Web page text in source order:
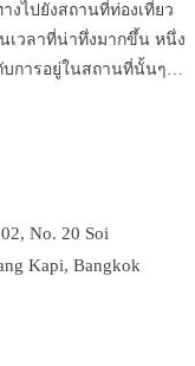
างไปยังสถานที่ท่องเที่ยว
เวลาที่น่าทึ่งมากขึ้น หนึ่ง
บการอยู่ในสถานที่นั้นๆ…
No. 20 Soi
Kapi, Bangkok